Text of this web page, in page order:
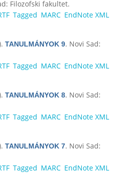
Filozofski fakultet.
Tagged MARC EndNote XML
TANULMÁNYOK 9. Novi Sad:
Tagged MARC EndNote XML
TANULMÁNYOK 8. Novi Sad:
Tagged MARC EndNote XML
TANULMÁNYOK 7. Novi Sad:
Tagged MARC EndNote XML